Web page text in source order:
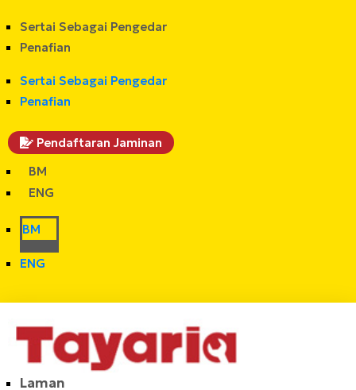
Sertai Sebagai Pengedar
Penafian
Sertai Sebagai Pengedar
Penafian
Pendaftaran Jaminan
BM
ENG
BM
ENG
Laman